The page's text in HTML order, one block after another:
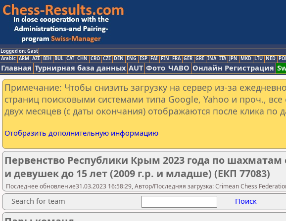
Logged on: Gast
Arabic ARM AZE BIH BUL CAT CHN CRO CZE DEN ENG ESP FAI FIN FRA GER GRE INA ITA JPN MKD LTU NED
Главная Турнирная база данных AUT Фото ЧАВО Онлайн Регистрация
Примечание: Чтобы снизить загрузку на сервер из-за
страниц поисковыми системами типа Google, Yahoo и проч.,
двух месяцев (с даты окончания) отображаются после клика по
Отобразить дополнительную информацию
Первенство Республики Крым 2023 года по
и девушек до 15 лет (2009 г.р. и младше) (ЕКП 77083)
Последнее обновление31.03.2023 16:58:29, Автор/Последняя загрузка: Crimean Chess
Search for team Поиск